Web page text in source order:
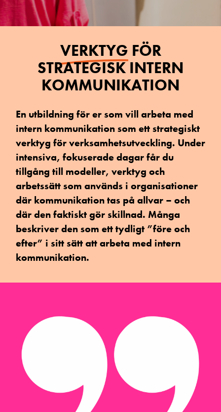
VERKTYG FÖR
STRATEGISK INTERN
KOMMUNIKATION
En utbildning för er som vill arbeta med
intern kommunikation som ett strategiskt
verktyg för verksamhetsutveckling. Under
intensiva, fokuserade dagar får du
tillgång till modeller, verktyg och
arbetssätt som används i organisationer
där kommunikation tas på allvar – och
där den faktiskt gör skillnad. Många
beskriver den som ett tydligt ”före och
efter” i sitt sätt att arbeta med intern
kommunikation.